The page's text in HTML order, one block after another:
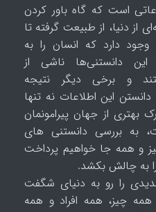
است که گاه باور کردن
دنیا، از طبیعت گرفته تا
دارد که انسان را به
دانستنی‌ها ناشی از
و برخی دیگر نتیجه
این اطلاعات نه تنها
بهتری از جهان پیرامونمان
به بررسی دانستنی های
و همه جا خواهیم پرداخت
به چالش بکشد.
را رو به دنیای شگفت
همه چیز، همه افراد و همه